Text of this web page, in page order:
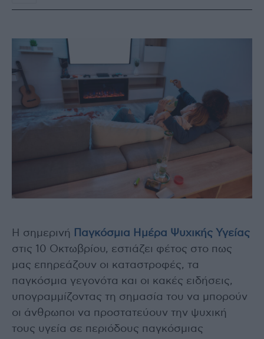
Η σημερινή
Παγκόσμια Ημέρα Ψυχικής Υγείας
στις 10 Οκτωβρίου, εστιάζει φέτος στο πως
μας επηρεάζουν οι καταστροφές, τα
παγκόσμια γεγονότα και οι κακές ειδήσεις,
υπογραμμίζοντας τη σημασία του να μπορούν
οι άνθρωποι να προστατεύουν την ψυχική
τους υγεία σε περιόδους παγκόσμιας